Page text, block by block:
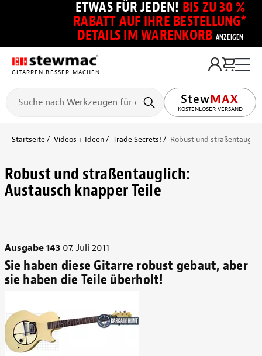
ETWAS FÜR JEDEN! BIS ZU 30 %
RABATT AUF IHRE BESTELLUNG*
DETAILS IM WARENKORB ANZEIGEN
GITARREN BESSER MACHEN
KOSTENLOSER VERSAND
Startseite Videos + Ideen Trade Secrets! Robust und
Robust und straßentauglich:
Austausch knapper Teile
Ausgabe 14307. Juli 2011
Sie haben diese Gitarre robust gebaut, aber
sie haben die Teile überholt!